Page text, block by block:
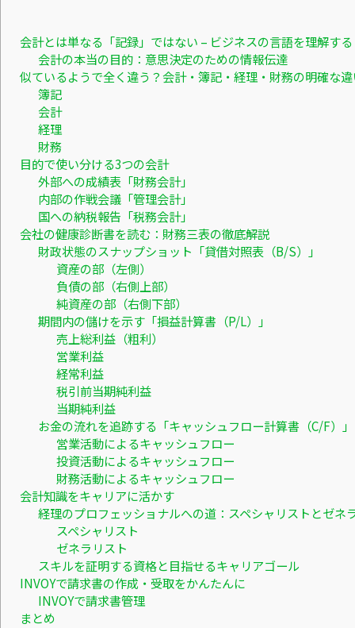
会計とは単なる「記録」ではない – ビジネスの言語を理解する
会計の本当の目的：意思決定のための情報伝達
似ているようで全く違う？会計・簿記・経理・財務の明確な
簿記
会計
経理
財務
目的で使い分ける3つの会計
外部への成績表「財務会計」
内部の作戦会議「管理会計」
国への納税報告「税務会計」
会社の健康診断書を読む：財務三表の徹底解説
財政状態のスナップショット「貸借対照表（B/S）」
資産の部（左側）
負債の部（右側上部）
純資産の部（右側下部）
期間内の儲けを示す「損益計算書（P/L）」
売上総利益（粗利）
営業利益
経常利益
税引前当期純利益
当期純利益
お金の流れを追跡する「キャッシュフロー計算書（C/F）」
営業活動によるキャッシュフロー
投資活動によるキャッシュフロー
財務活動によるキャッシュフロー
会計知識をキャリアに活かす
経理のプロフェッショナルへの道：スペシャリストとゼネ
スペシャリスト
ゼネラリスト
スキルを証明する資格と目指せるキャリアゴール
INVOYで請求書の作成・受取をかんたんに
INVOYで請求書管理
まとめ